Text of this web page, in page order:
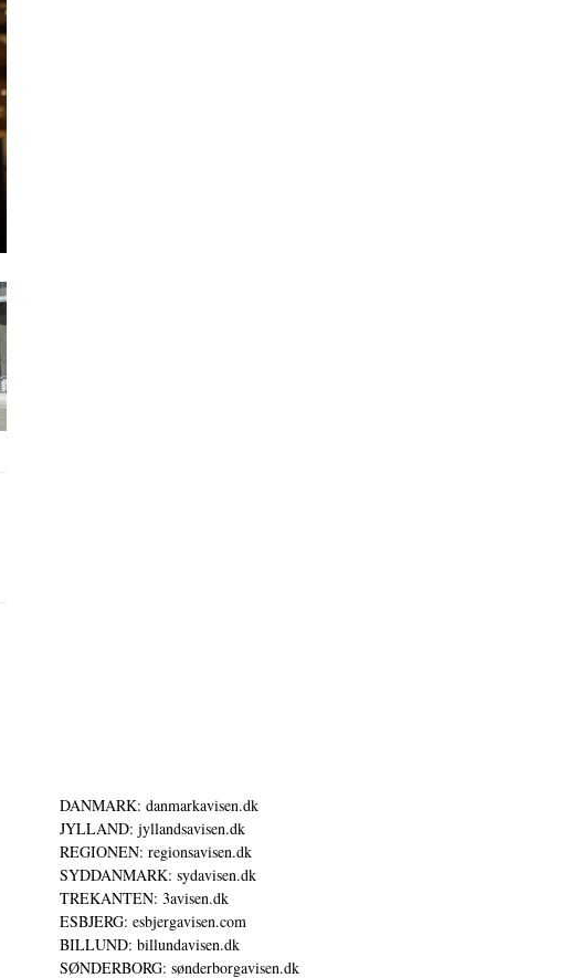
DANMARK: danmarkavisen.dk
JYLLAND: jyllandsavisen.dk
REGIONEN: regionsavisen.dk
SYDDANMARK: sydavisen.dk
TREKANTEN: 3avisen.dk
ESBJERG: esbjergavisen.com
BILLUND: billundavisen.dk
SØNDERBORG: sønderborgavisen.dk